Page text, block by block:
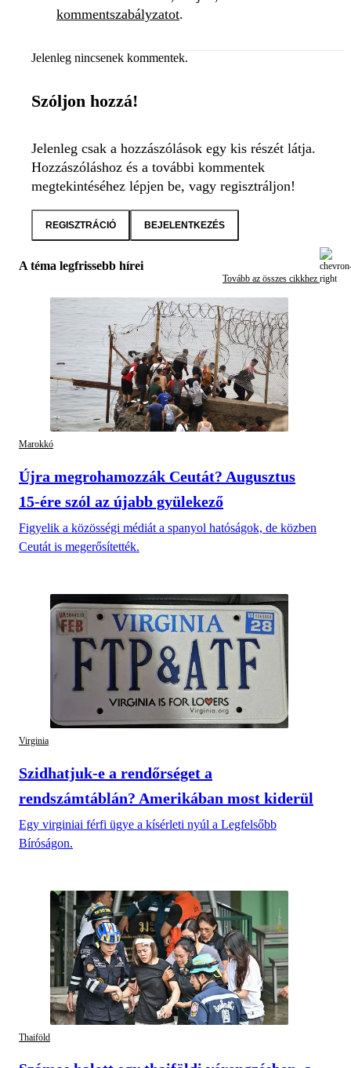
kommentszabályzatot.
Jelenleg nincsenek kommentek.
Szóljon hozzá!
Jelenleg csak a hozzászólások egy kis részét látja.
Hozzászóláshoz és a további kommentek
megtekintéséhez lépjen be, vagy regisztráljon!
REGISZTRÁCIÓ BEJELENTKEZÉS
A téma legfrissebb hírei
Tovább az összes cikkhez
Marokkó
Újra megrohamozzák Ceutát? Augusztus
15-ére szól az újabb gyülekező
Figyelik a közösségi médiát a spanyol hatóságok, de közben
Ceutát is megerősítették.
Virginia
Szidhatjuk-e a rendőrséget a
rendszámtáblán? Amerikában most kiderül
Egy virginiai férfi ügye a kísérleti nyúl a Legfelsőbb
Bíróságon.
Thaiföld